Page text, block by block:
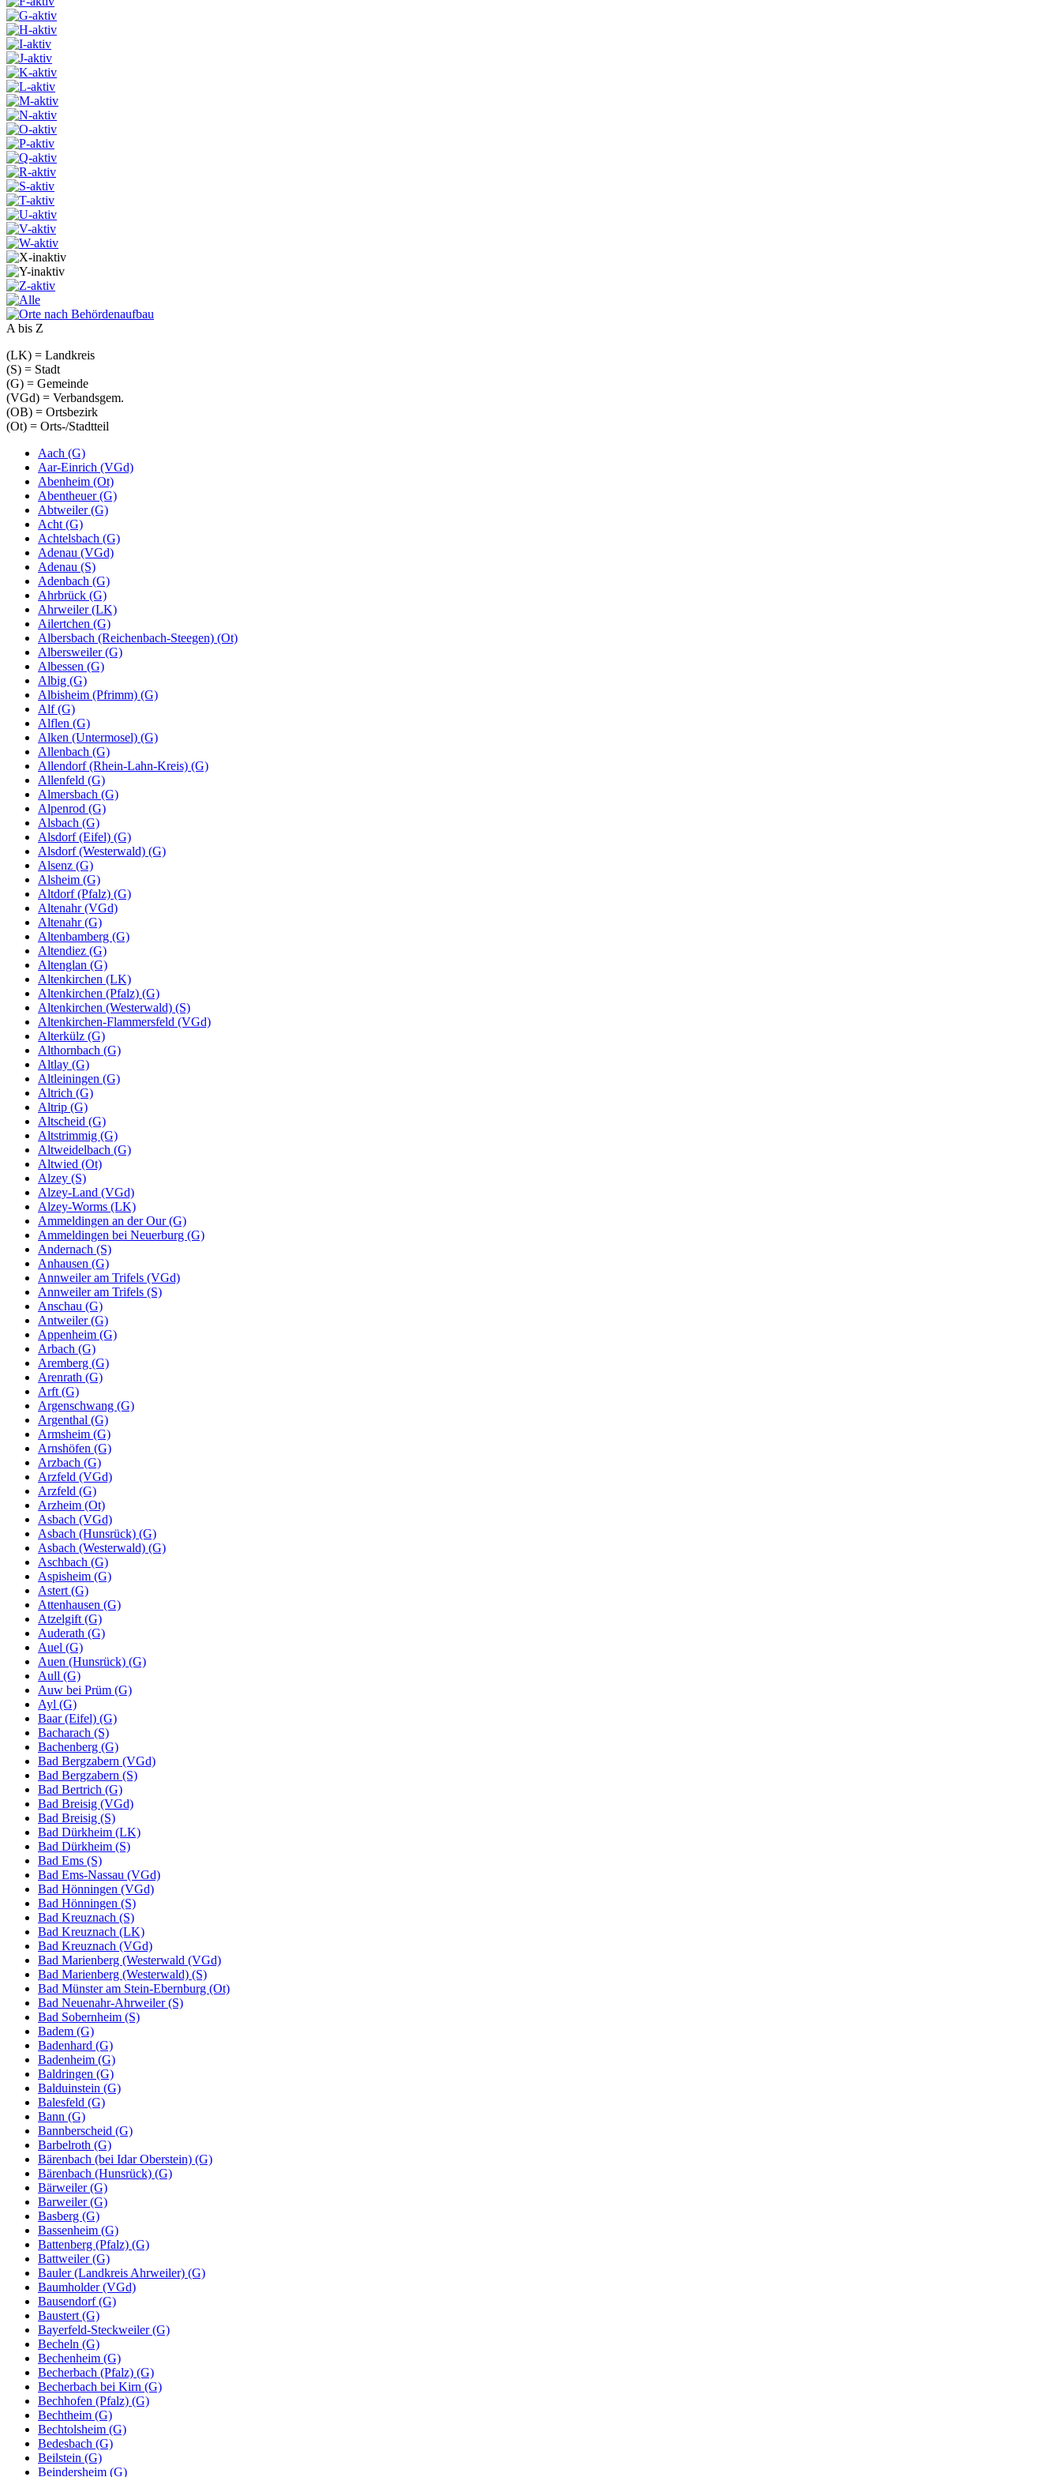
A bis Z
(LK) = Landkreis
(S) = Stadt
(G) = Gemeinde
(VGd) = Verbandsgem.
(OB) = Ortsbezirk
(Ot) = Orts-/Stadtteil
Aach (G)
Aar-Einrich (VGd)
Abenheim (Ot)
Abentheuer (G)
Abtweiler (G)
Acht (G)
Achtelsbach (G)
Adenau (VGd)
Adenau (S)
Adenbach (G)
Ahrbrück (G)
Ahrweiler (LK)
Ailertchen (G)
Albersbach (Reichenbach-Steegen) (Ot)
Albersweiler (G)
Albessen (G)
Albig (G)
Albisheim (Pfrimm) (G)
Alf (G)
Alflen (G)
Alken (Untermosel) (G)
Allenbach (G)
Allendorf (Rhein-Lahn-Kreis) (G)
Allenfeld (G)
Almersbach (G)
Alpenrod (G)
Alsbach (G)
Alsdorf (Eifel) (G)
Alsdorf (Westerwald) (G)
Alsenz (G)
Alsheim (G)
Altdorf (Pfalz) (G)
Altenahr (VGd)
Altenahr (G)
Altenbamberg (G)
Altendiez (G)
Altenglan (G)
Altenkirchen (LK)
Altenkirchen (Pfalz) (G)
Altenkirchen (Westerwald) (S)
Altenkirchen-Flammersfeld (VGd)
Alterkülz (G)
Althornbach (G)
Altlay (G)
Altleiningen (G)
Altrich (G)
Altrip (G)
Altscheid (G)
Altstrimmig (G)
Altweidelbach (G)
Altwied (Ot)
Alzey (S)
Alzey-Land (VGd)
Alzey-Worms (LK)
Ammeldingen an der Our (G)
Ammeldingen bei Neuerburg (G)
Andernach (S)
Anhausen (G)
Annweiler am Trifels (VGd)
Annweiler am Trifels (S)
Anschau (G)
Antweiler (G)
Appenheim (G)
Arbach (G)
Aremberg (G)
Arenrath (G)
Arft (G)
Argenschwang (G)
Argenthal (G)
Armsheim (G)
Arnshöfen (G)
Arzbach (G)
Arzfeld (VGd)
Arzfeld (G)
Arzheim (Ot)
Asbach (VGd)
Asbach (Hunsrück) (G)
Asbach (Westerwald) (G)
Aschbach (G)
Aspisheim (G)
Astert (G)
Attenhausen (G)
Atzelgift (G)
Auderath (G)
Auel (G)
Auen (Hunsrück) (G)
Aull (G)
Auw bei Prüm (G)
Ayl (G)
Baar (Eifel) (G)
Bacharach (S)
Bachenberg (G)
Bad Bergzabern (VGd)
Bad Bergzabern (S)
Bad Bertrich (G)
Bad Breisig (VGd)
Bad Breisig (S)
Bad Dürkheim (LK)
Bad Dürkheim (S)
Bad Ems (S)
Bad Ems-Nassau (VGd)
Bad Hönningen (VGd)
Bad Hönningen (S)
Bad Kreuznach (S)
Bad Kreuznach (LK)
Bad Kreuznach (VGd)
Bad Marienberg (Westerwald (VGd)
Bad Marienberg (Westerwald) (S)
Bad Münster am Stein-Ebernburg (Ot)
Bad Neuenahr-Ahrweiler (S)
Bad Sobernheim (S)
Badem (G)
Badenhard (G)
Badenheim (G)
Baldringen (G)
Balduinstein (G)
Balesfeld (G)
Bann (G)
Bannberscheid (G)
Barbelroth (G)
Bärenbach (bei Idar Oberstein) (G)
Bärenbach (Hunsrück) (G)
Bärweiler (G)
Barweiler (G)
Basberg (G)
Bassenheim (G)
Battenberg (Pfalz) (G)
Battweiler (G)
Bauler (Landkreis Ahrweiler) (G)
Baumholder (VGd)
Bausendorf (G)
Baustert (G)
Bayerfeld-Steckweiler (G)
Becheln (G)
Bechenheim (G)
Becherbach (Pfalz) (G)
Becherbach bei Kirn (G)
Bechhofen (Pfalz) (G)
Bechtheim (G)
Bechtolsheim (G)
Bedesbach (G)
Beilstein (G)
Beindersheim (G)